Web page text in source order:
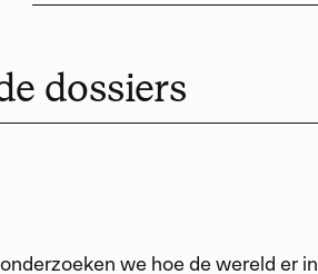
dossiers
we hoe de wereld er in